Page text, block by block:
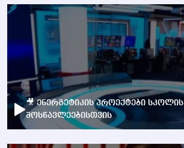
🎥 ენერგეტიკის პროექტები სკოლის
მოსწავლეებისთვის